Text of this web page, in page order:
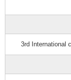
3rd International